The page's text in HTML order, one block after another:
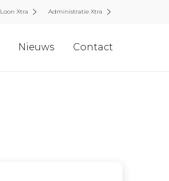
Loon Xtra Administratie Xtra
Nieuws Contact